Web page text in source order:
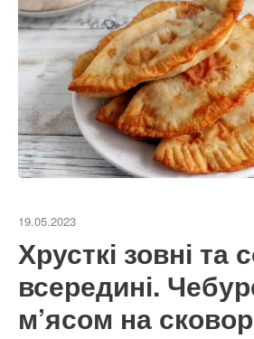
19.05.2023
Хрусткі зовні та
всередині.
м’ясом на